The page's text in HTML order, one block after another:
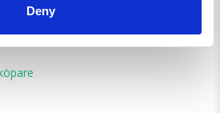
Deny